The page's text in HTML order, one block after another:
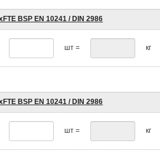
BSP EN 10241 / DIN 2986
шт = кг
BSP EN 10241 / DIN 2986
шт = кг